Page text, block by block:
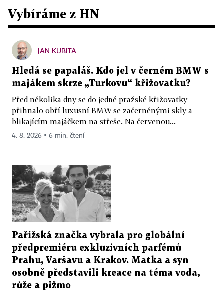
Vybíráme z HN
JAN KUBITA
Hledá se papaláš. Kdo jel v černém BMW s
majákem skrze „Turkovu“ křižovatku?
Před několika dny se do jedné pražské křižovatky
přihnalo obří luxusní BMW se začerněnými skly a
blikajícím majáčkem na střeše. Na červenou...
4. 8. 2026 ▪ 6 min. čtení
Pařížská značka vybrala pro globální
předpremiéru exkluzivních parfémů
Prahu, Varšavu a Krakov. Matka a syn
osobně představili kreace na téma voda,
růže a pižmo